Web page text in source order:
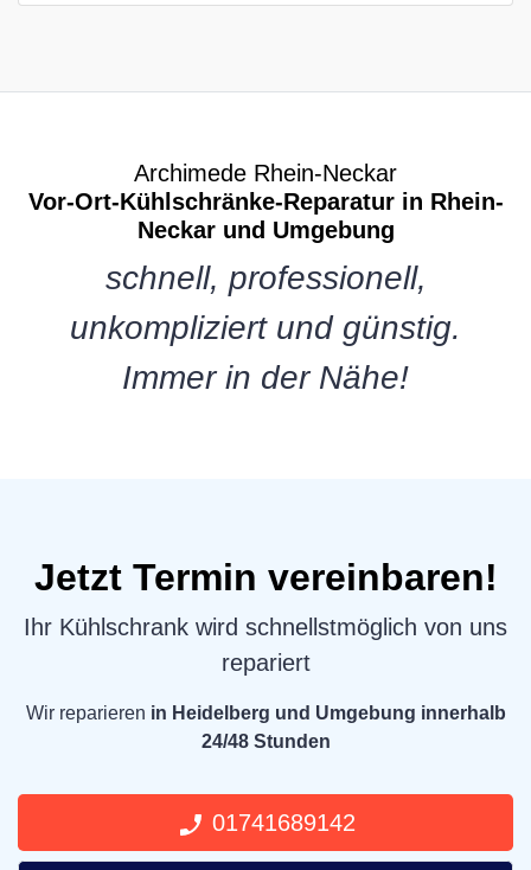
Archimede Rhein-Neckar
Vor-Ort-Kühlschränke-Reparatur in Rhein-
Neckar und Umgebung
schnell, professionell,
unkompliziert und günstig.
Immer in der Nähe!
Jetzt Termin vereinbaren!
Ihr Kühlschrank wird schnellstmöglich von uns
repariert
Wir reparieren in Heidelberg und Umgebung innerhalb
24/48 Stunden
01741689142